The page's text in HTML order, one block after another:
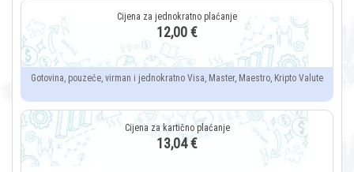
12,00 €
Gotovina, pouzeće, virman i jednokratno Visa, Master, Maestro, Kripto Valute
13,04 €